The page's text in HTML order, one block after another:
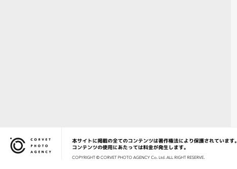
Corvet Photo Agency
本サイトに掲載の全てのコンテンツは著作権法により保護されています。
コンテンツの使用にあたっては料金が発生します。